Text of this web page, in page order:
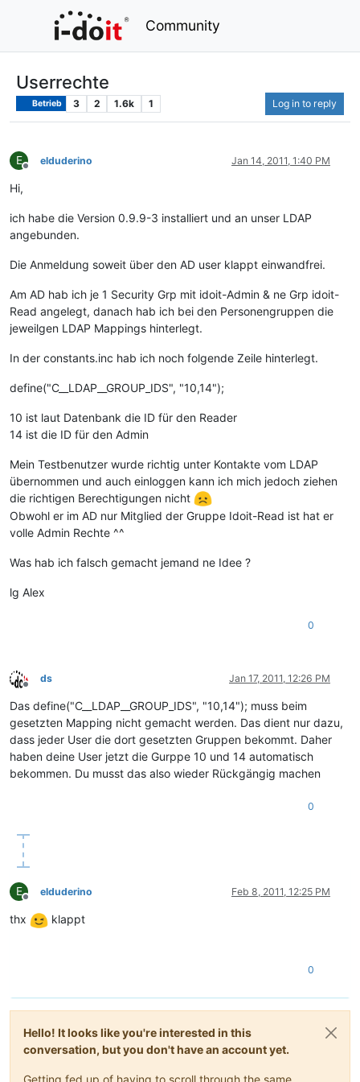
Community
Userrechte
Betrieb 3 2 1.6k 1 Log in to reply
E
Offline
elduderino Jan 14, 2011, 1:40 PM
Hi,
ich habe die Version 0.9.9-3 installiert und an unser LDAP
angebunden.
Die Anmeldung soweit über den AD user klappt einwandfrei.
Am AD hab ich je 1 Security Grp mit idoit-Admin & ne Grp idoit-
Read angelegt, danach hab ich bei den Personengruppen die
jeweilgen LDAP Mappings hinterlegt.
In der constants.inc hab ich noch folgende Zeile hinterlegt.
define("C__LDAP__GROUP_IDS", "10,14");
10 ist laut Datenbank die ID für den Reader
14 ist die ID für den Admin
Mein Testbenutzer wurde richtig unter Kontakte vom LDAP
übernommen und auch einloggen kann ich mich jedoch ziehen
die richtigen Berechtigungen nicht
Obwohl er im AD nur Mitglied der Gruppe Idoit-Read ist hat er
volle Admin Rechte ^^
Was hab ich falsch gemacht jemand ne Idee ?
lg Alex
0
Offline
ds Jan 17, 2011, 12:26 PM
Das define("C__LDAP__GROUP_IDS", "10,14"); muss beim
gesetzten Mapping nicht gemacht werden. Das dient nur dazu,
dass jeder User die dort gesetzten Gruppen bekommt. Daher
haben deine User jetzt die Gurppe 10 und 14 automatisch
bekommen. Du musst das also wieder Rückgängig machen
0
E
Offline
elduderino Feb 8, 2011, 12:25 PM
thx klappt
0
Hello! It looks like you're interested in this
conversation, but you don't have an account yet.